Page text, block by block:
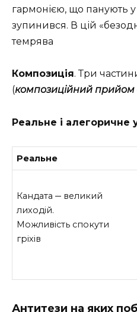
гармонією, що панують
зупинився. В цій
темрява
Композиція. Три
(композиційний прийом
Реальне і алегоричне
Реальне
Кандата ─ великий
лиходій.
Можливість спокути
гріхів
Антитези на яких